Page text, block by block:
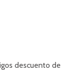
descuento de